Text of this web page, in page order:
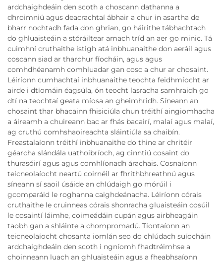
ardchaighdeáin den scoth a choscann dathanna a
dhroimniú agus deacrachtaí ábhair a chur in asartha de
bharr nochtadh fada don ghrian, go háirithe tábhachtach
do ghluaisteáin a stóráiltear amach tríd an aer go minic. Tá
cuimhní cruthaithe istigh atá inbhuanaithe don aeráil agus
coscann siad ar tharchur fíocháin, agus agus
comhdhéanamh comhluadar gan cosc a chur ar chosaint.
Léiríonn cumhachtaí inbhuanaithe teochta feidhmíocht ar
airde i dtíomáin éagsúla, ón teocht lasracha samhraidh go
dtí na teochtaí geata míosa an gheimhridh. Síneann an
chosaint thar bhacainn fhisiciúla chun tréithí aingiomhacha
a áireamh a chuireann bac ar fhás bacairí, malaí agus malaí,
ag cruthú comhshaoireachta sláintiúla sa chaibín.
Freastalaíonn tréithí inbhuanaithe do thine ar chritéir
géarcha slándála uathoibríoch, ag cinntiú cosaint do
thurasóirí agus agus comhlíonadh árachais. Cosnaíonn
teicneolaíocht neartú coirnéil ar fhrithbhreathnú agus
síneann sí saoil úsáide an chlúdaigh go mórúil i
gcomparáid le roghanna caighdeánacha. Léiríonn córais
cruthaithe le cruinneas córais shonracha gluaisteáin cosúil
le cosaintí láimhe, coimeádáin cupán agus airbheagáin
taobh gan a shláinte a chompromadú. Tiontaíonn an
teicneolaíocht chosanta iomlán seo do chlúdach suíocháin
ardchaighdeáin den scoth i ngníomh fhadtréimhse a
choinneann luach an ghluaisteáin agus a fheabhsaíonn